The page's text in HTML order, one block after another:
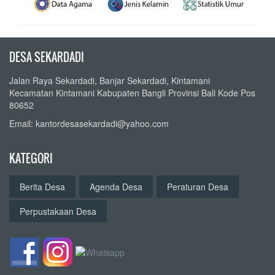
DESA SEKARDADI
Jalan Raya Sekardadi, Banjar Sekardadi, Kintamani
Kecamatan Kintamani Kabupaten Bangli Provinsi Bali Kode Pos
80652
Email: kantordesasekardadi@yahoo.com
KATEGORI
Berita Desa Agenda Desa
Peraturan Desa
Perpustakaan Desa